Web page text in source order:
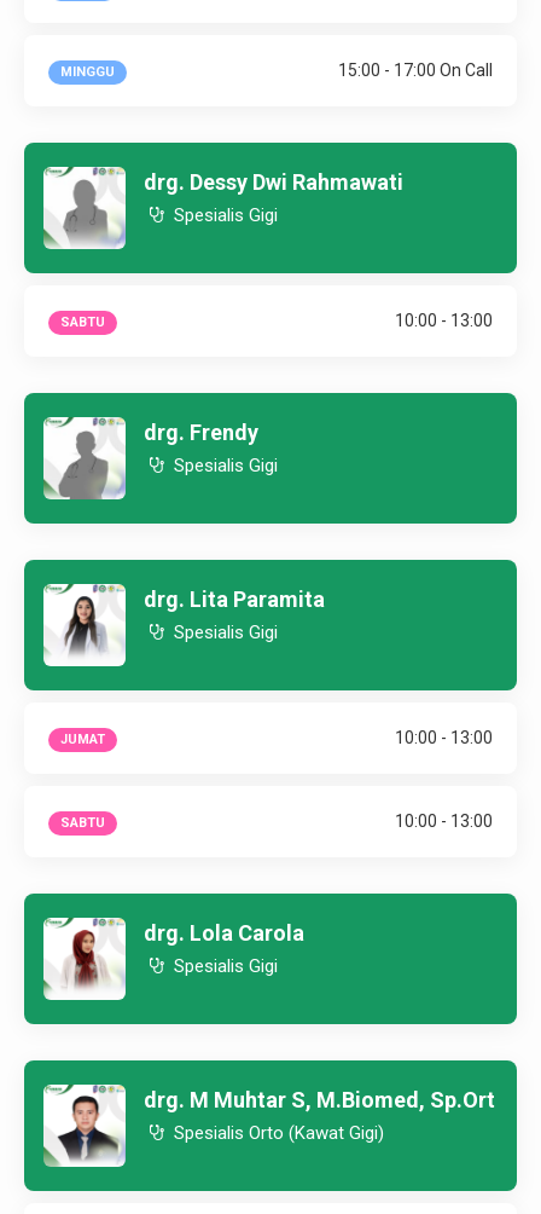
MINGGU 15:00 - 17:00 On Call
drg. Dessy Dwi Rahmawati
Spesialis Gigi
SABTU 10:00 - 13:00
drg. Frendy
Spesialis Gigi
drg. Lita Paramita
Spesialis Gigi
JUMAT 10:00 - 13:00
SABTU 10:00 - 13:00
drg. Lola Carola
Spesialis Gigi
drg. M Muhtar S, M.Biomed, Sp.Ort
Spesialis Orto (Kawat Gigi)